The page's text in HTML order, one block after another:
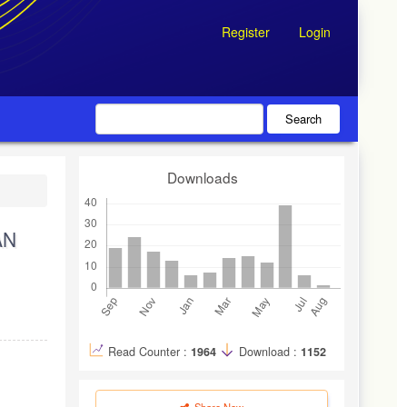
Register Login
Search
Downloads
Read Counter : 1964 Download : 1152